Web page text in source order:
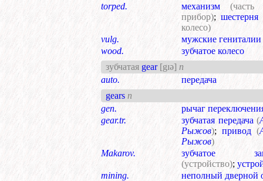
torped.
механизм
(часть
прибор); шестерня
колесо)
vulg.
мужские гениталии
wood.
зубчатое колесо
зубчатая gear [gɪə] n
auto.
передача
gears n
gen.
рычаг
gear.tr.
зубчатая передача (
Рыжов); привод (
Рыжов)
Makarov.
зубчатое
(устройство);
mining.
неполный дверной